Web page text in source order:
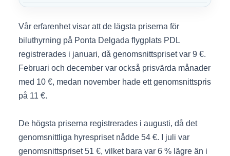
Vår erfarenhet visar att de lägsta priserna för
biluthyrning på Ponta Delgada flygplats PDL
registrerades i januari, då genomsnittspriset var 9 €.
Februari och december var också prisvärda månader
med 10 €, medan november hade ett genomsnittspris
på 11 €.
De högsta priserna registrerades i augusti, då det
genomsnittliga hyrespriset nådde 54 €. I juli var
genomsnittspriset 51 €, vilket bara var 6 % lägre än i